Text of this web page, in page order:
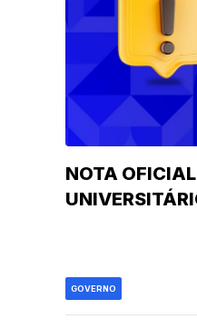
NOTA
GOVERNO